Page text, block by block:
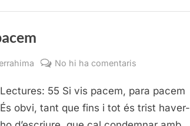
No hi ha comentaris
vis
pacem,
para
Lectures: 55 Si vis pacem, para pacem
És obvi, tant que fins i tot és trist haver-